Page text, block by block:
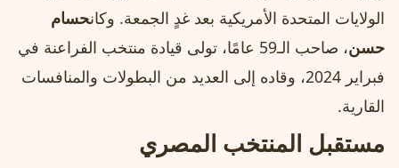
الولايات المتحدة الأمريكية بعد غدٍ الجمعة. وكانحسام
حسن
، صاحب الـ59 عامًا، تولى قيادة منتخب الفراعنة في
فبراير 2024، وقاده إلى العديد من البطولات والمنافسات
القارية.
مستقبل المنتخب المصري